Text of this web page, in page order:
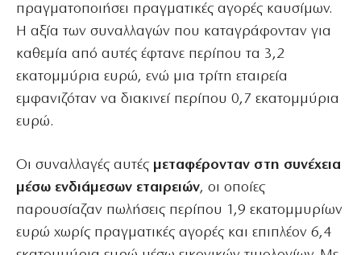
πραγματοποιήσει πραγματικές αγορές καυσίμων.
Η αξία των συναλλαγών που καταγράφονταν για
καθεμία από αυτές έφτανε περίπου τα 3,2
εκατομμύρια ευρώ, ενώ μια τρίτη εταιρεία
εμφανιζόταν να διακινεί περίπου 0,7 εκατομμύρια
ευρώ.
Οι συναλλαγές αυτές μεταφέρονταν στη συνέχεια
μέσω ενδιάμεσων εταιρειών, οι οποίες
παρουσίαζαν πωλήσεις περίπου 1,9 εκατομμυρίων
ευρώ χωρίς πραγματικές αγορές και επιπλέον 6,4